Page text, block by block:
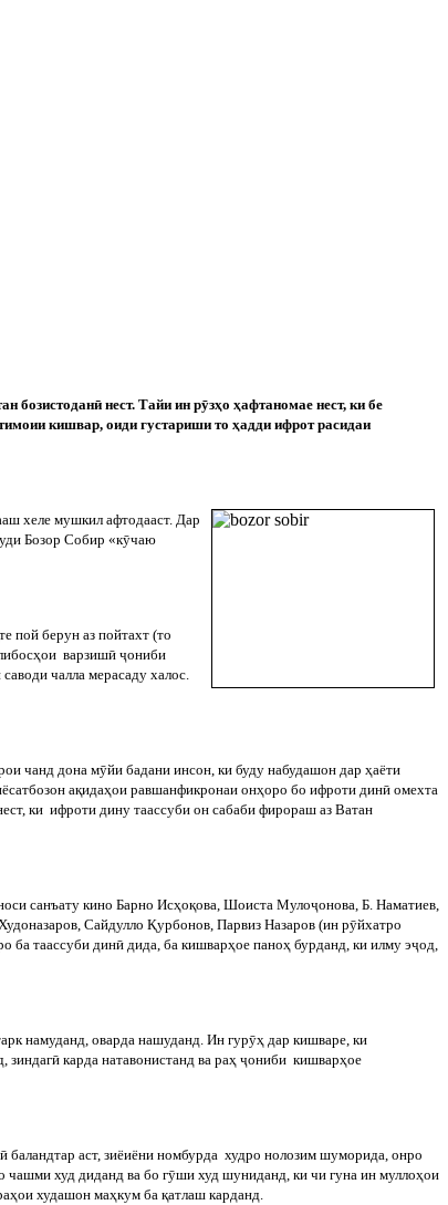
бозистоданӣ нест. Тайи ин рӯзҳо ҳафтаномае нест, ки бе
кишвар, оиди густариши то ҳадди ифрот расидаи
хеле мушкил афтодааст. Дар
Бозор Собир «кӯчаю
пой берун аз пойтахт (то
варзишӣ ҷониби
чалла мерасаду халос.
чанд дона мӯйи бадани инсон ки буду набудашон дар ҳаёти
ақидаҳои равшанфикронаи онҳоро бо ифроти динӣ омехта
ки ифроти дину таассуби он сабаби фирораш аз Ватан
санъату кино Барно Исҳоқова, Шоиста Мулоҷонова, Б. Наматиев,
Сайдулло Қурбонов, Парвиз Назаров (ин рӯйхатро
ба таассуби динӣ дида, ба кишварҳое паноҳ бурданд, ки илму эҷод,
намуданд оварда нашуданд Ин гурӯҳ дар кишваре, ки
зиндагӣ карда натавонистанд ва раҳ ҷониби кишварҳое
ӣ баландтар аст, зиёиёни номбурда худро нолозим шуморида онро
чашми худ диданд ва бо гӯши худ шуниданд, ки чи гуна ин муллоҳои
худашон маҳкум ба қатлаш карданд.